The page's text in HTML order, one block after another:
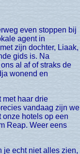
agent in
zijn dochter, Liaak,
gids is. Na
al af of straks de
wonend en
vandaag zijn we
hotels op een
Reap. Weer eens